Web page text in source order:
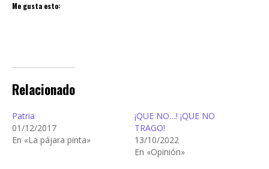
Me gusta esto:
Relacionado
Patria
01/12/2017
En «La pájara pinta»
¡QUE NO…! ¡QUE NO
TRAGO!
13/10/2022
En «Opinión»